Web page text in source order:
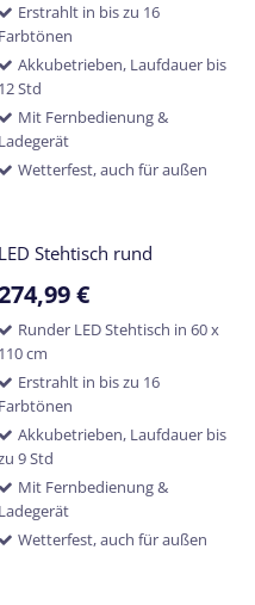
Erstrahlt in bis zu 16
Farbtönen
Akkubetrieben, Laufdauer bis
12 Std
Mit Fernbedienung &
Ladegerät
Wetterfest, auch für außen
LED Stehtisch rund
€
Runder LED Stehtisch in 60 x
110 cm
Erstrahlt in bis zu 16
Farbtönen
Akkubetrieben, Laufdauer bis
9 Std
Mit Fernbedienung &
Ladegerät
Wetterfest, auch für außen